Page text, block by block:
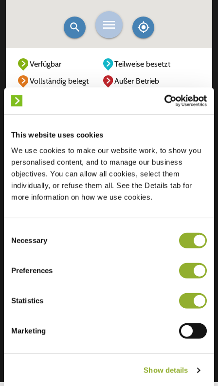
This website uses cookies
We use cookies to make our website work, to show you
personalised content, and to manage our business
objectives. You can allow all cookies, select them
individually, or refuse them all. See the Details tab for
more information on how we use cookies.
Selection
Necessary
Preferences
Statistics
Marketing
Show details
Verfügbar
Teilweise besetzt
Vollständig belegt
Außer Betrieb
Standort
Ticheldreef 80
6651 SH Druten
Niederlande
Zusätzliche Informationen